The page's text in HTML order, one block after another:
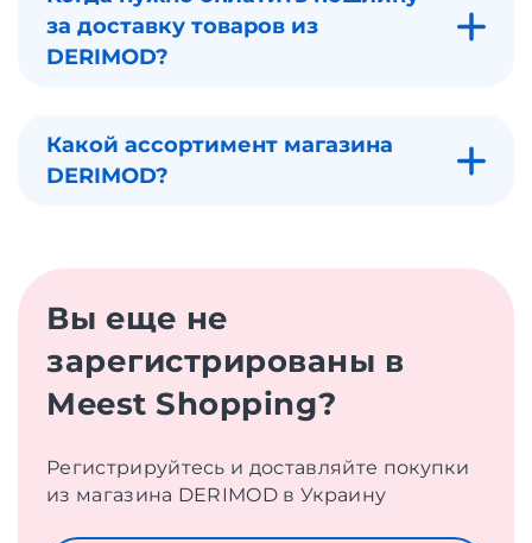
за доставку товаров из
DERIMOD?
Какой ассортимент магазина
DERIMOD?
Вы еще не
зарегистрированы в
Meest Shopping?
Регистрируйтесь и доставляйте покупки
из магазина DERIMOD в Украину